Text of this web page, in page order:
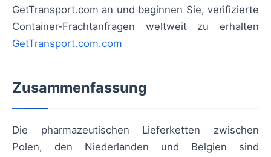
GetTransport.com an und beginnen Sie, verifizierte
Container‑Frachtanfragen weltweit zu erhalten
GetTransport.com.com
Zusammenfassung
Die pharmazeutischen Lieferketten zwischen
Polen, den Niederlanden und Belgien sind